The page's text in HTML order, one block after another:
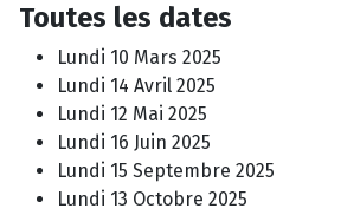
Toutes les dates
Lundi 10 Mars 2025
Lundi 14 Avril 2025
Lundi 12 Mai 2025
Lundi 16 Juin 2025
Lundi 15 Septembre 2025
Lundi 13 Octobre 2025